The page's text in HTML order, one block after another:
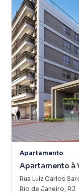
Apartamento
Apartamento à
Bandeirantes
Rua Luiz Carlos
Rio de Janeiro, RJ